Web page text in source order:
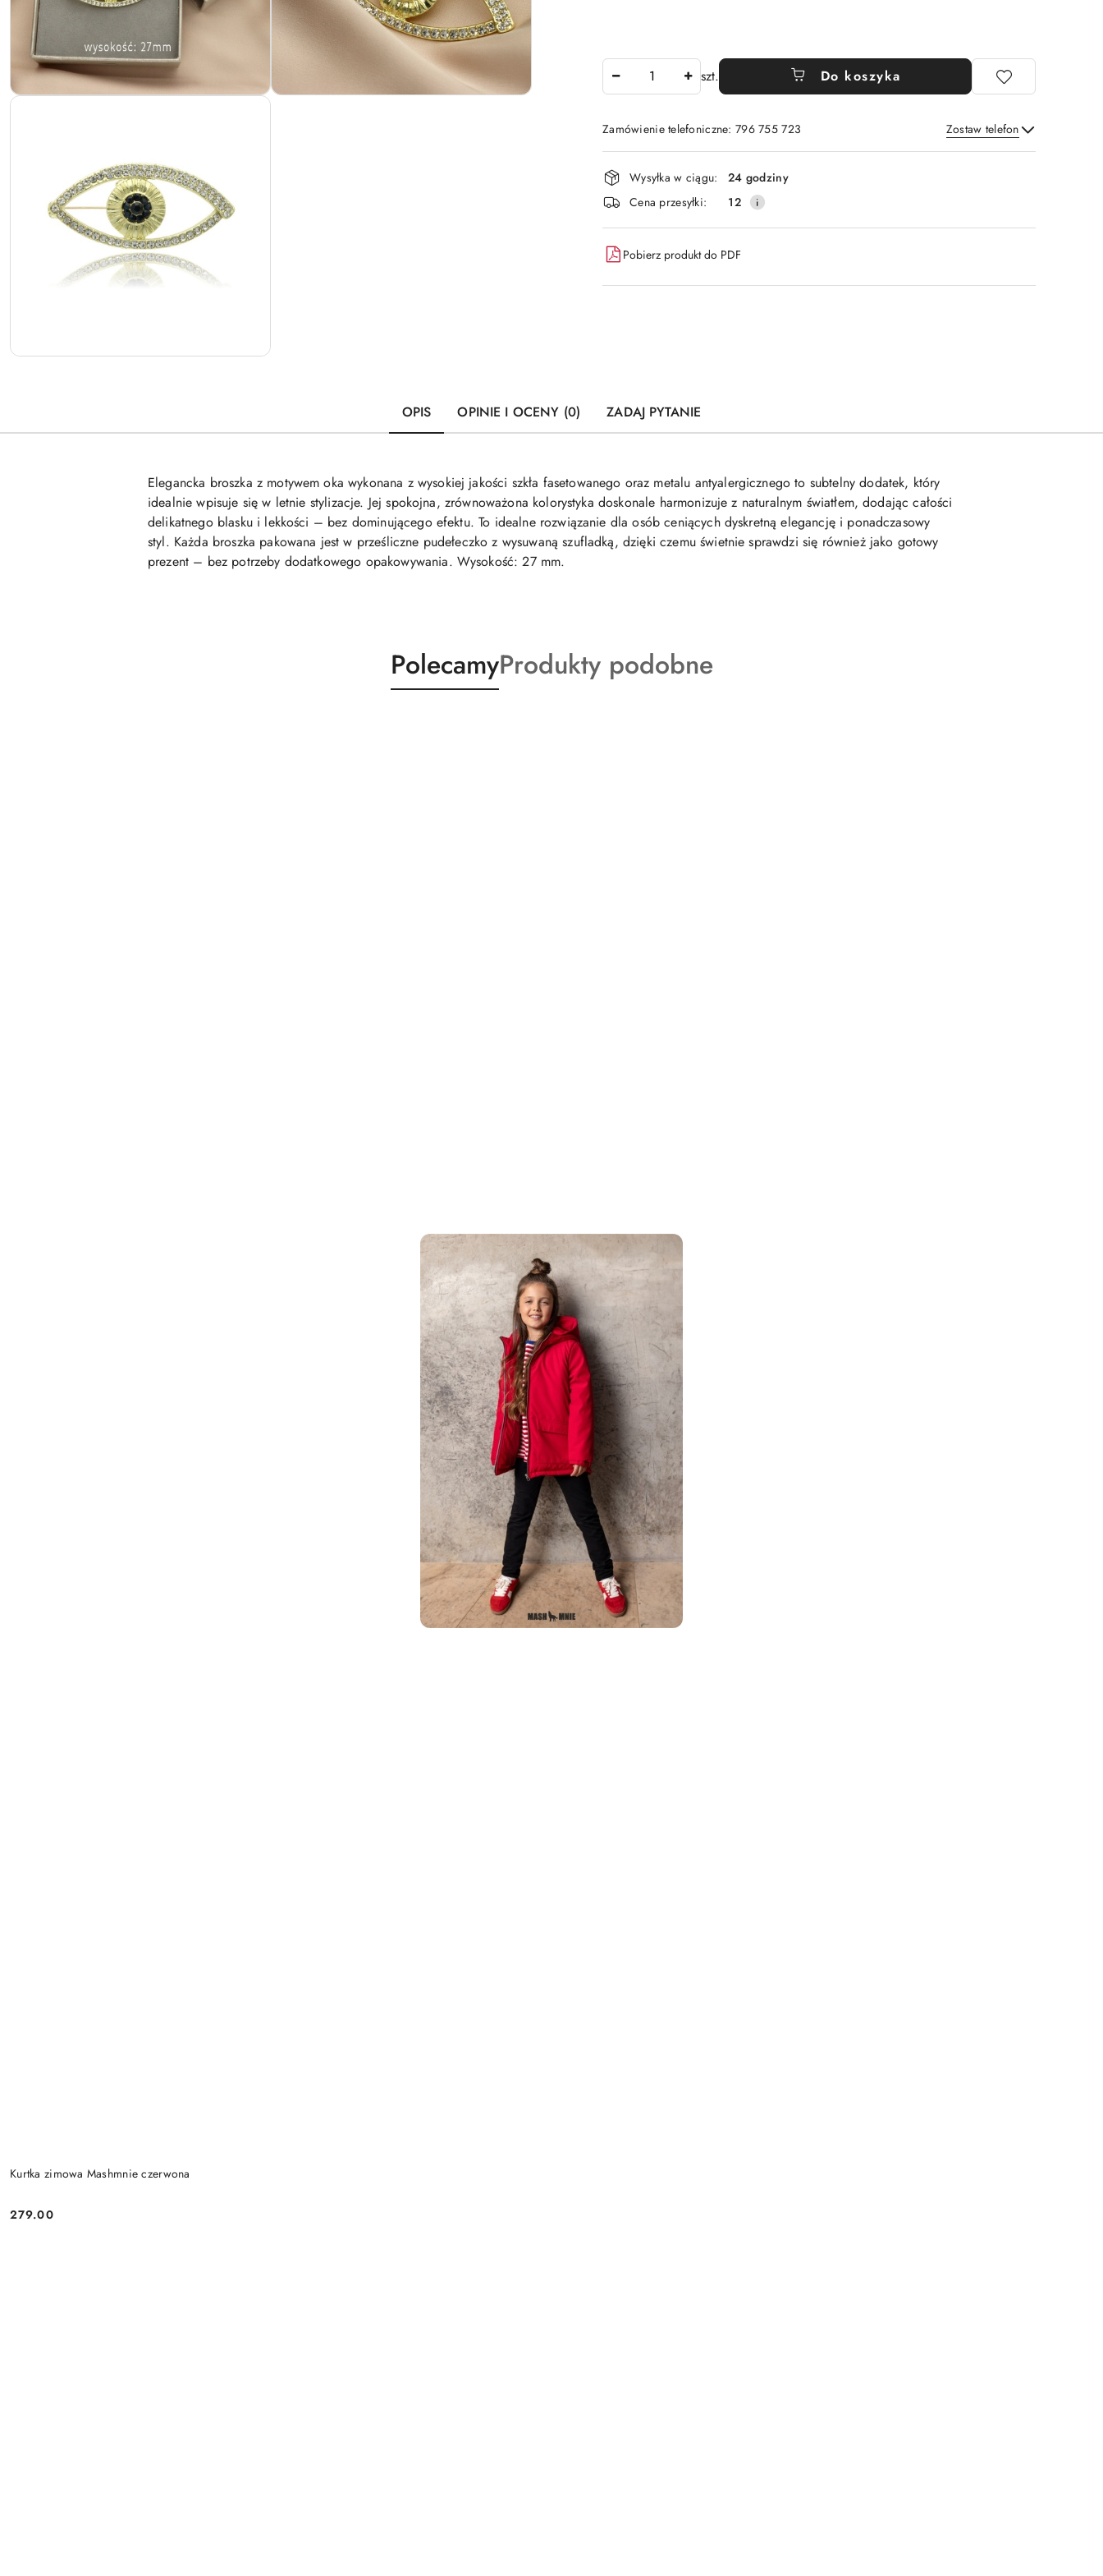
szt. Do koszyka
Zamówienie telefoniczne: 796 755 723 Zostaw telefon
Wyślij
Dostępność
i
dostawa
Wysyłka w ciągu:
24 godziny
Cena przesyłki:
12
Pobierz produkt do PDF
OPIS OPINIE I OCENY (0) ZADAJ PYTANIE
Elegancka broszka z motywem oka wykonana z wysokiej jakości szkła fasetowanego oraz metalu antyalergicznego to subtelny dodatek, który
idealnie wpisuje się w letnie stylizacje. Jej spokojna, zrównoważona kolorystyka doskonale harmonizuje z naturalnym światłem, dodając całości
delikatnego blasku i lekkości – bez dominującego efektu. To idealne rozwiązanie dla osób ceniących dyskretną elegancję i ponadczasowy
styl. Każda broszka pakowana jest w prześliczne pudełeczko z wysuwaną szufladką, dzięki czemu świetnie sprawdzi się również jako gotowy
prezent – bez potrzeby dodatkowego opakowywania. Wysokość: 27 mm.
Produkty
o
PolecamyProdukty
o
Produkty podobne
Kurtka zimowa Mashmnie czerwona
Cena:
279.00